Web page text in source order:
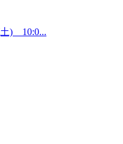
土) 10:0...